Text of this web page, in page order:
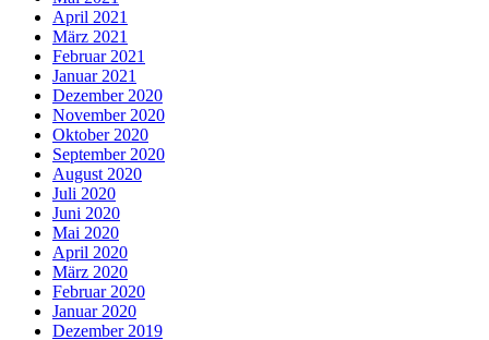
April 2021
März 2021
Februar 2021
Januar 2021
Dezember 2020
November 2020
Oktober 2020
September 2020
August 2020
Juli 2020
Juni 2020
Mai 2020
April 2020
März 2020
Februar 2020
Januar 2020
Dezember 2019